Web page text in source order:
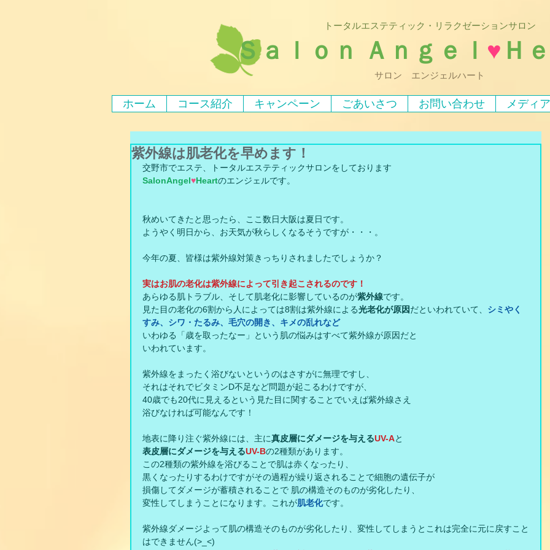
トータルエステティック・リラクゼーションサロン
Ｓａｌｏｎ Ａｎｇｅｌ ♥ Ｈ
サロン エンジェルハート
ホーム コース紹介 キャンペーン ごあいさつ お問い合わせ メディ
紫外線は肌老化を早めます！
交野市でエステ、トータルエステティックサロンをしております
SalonAngel♥Heartのエンジェルです。
秋めいてきたと思ったら、ここ数日大阪は夏日です。
ようやく明日から、お天気が秋らしくなるそうですが・・・。
今年の夏、皆様は紫外線対策きっちりされましたでしょうか？
実はお肌の老化は紫外線によって引き起こされるのです！
あらゆる肌トラブル、そして肌老化に影響しているのが紫外線です。
見た目の老化の6割から人によっては8割は紫外線による光老化が原因だといわれていて、 シミやく
すみ、シワ・たるみ、毛穴の開き、キメの乱れなど
いわゆる「歳を取ったなー」という肌の悩みはすべて紫外線が原因だと
いわれています。
紫外線をまったく浴びないというのはさすがに無理ですし、
それはそれでビタミンD不足など問題が起こるわけですが、
40歳でも20代に見えるという見た目に関することでいえば紫外線さえ
浴びなければ可能なんです！
地表に降り注ぐ紫外線には、主に真皮層にダメージを与えるUV-Aと
表皮層にダメージを与えるUV-Bの2種類があります。
この2種類の紫外線を浴びることで肌は赤くなったり、
黒くなったりするわけですがその過程が繰り返されることで細胞の遺伝子が
損傷してダメージが蓄積されることで 肌の構造そのものが劣化したり、
変性してしまうことになります。これが肌老化です。
紫外線ダメージよって肌の構造そのものが劣化したり、変性してしまうとこれは完全に元に戻すこと
はできません(>_<)